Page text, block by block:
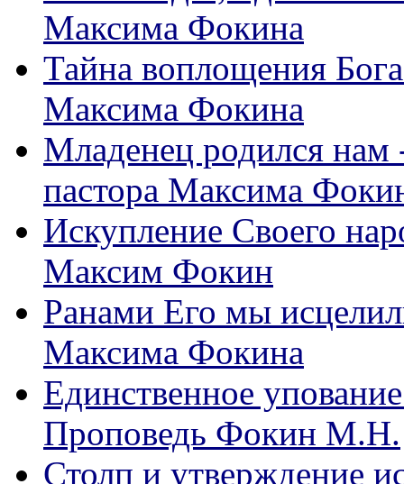
Максима Фокина
Тайна воплощения
Максима Фокина
Младенец родился
пастора Максима
Искупление Своего
Максим Фокин
Ранами Его мы
Максима Фокина
Единственное
Проповедь Фокин М.Н.
Столп и утверждение